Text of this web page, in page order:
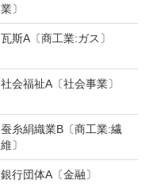
業〕
瓦斯A〔商工業:ガス〕
社会福祉A〔社会事業〕
蚕糸絹織業B〔商工業:繊
維〕
銀行団体A〔金融〕